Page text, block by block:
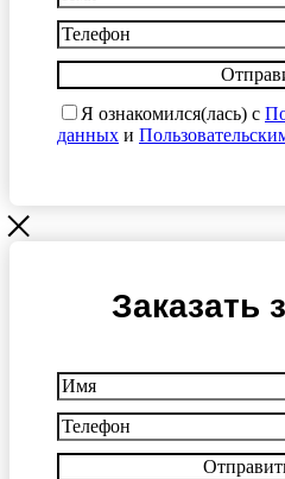
Я ознакомился(лась) с
данных и
Заказать